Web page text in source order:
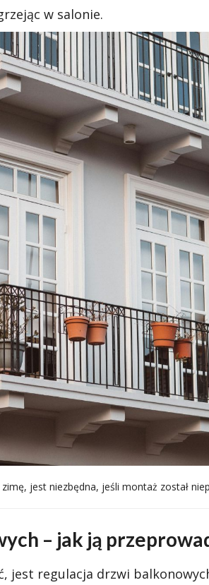
w salonie.
jest niezbędna, jeśli montaż został
– jak ją
jest regulacja drzwi